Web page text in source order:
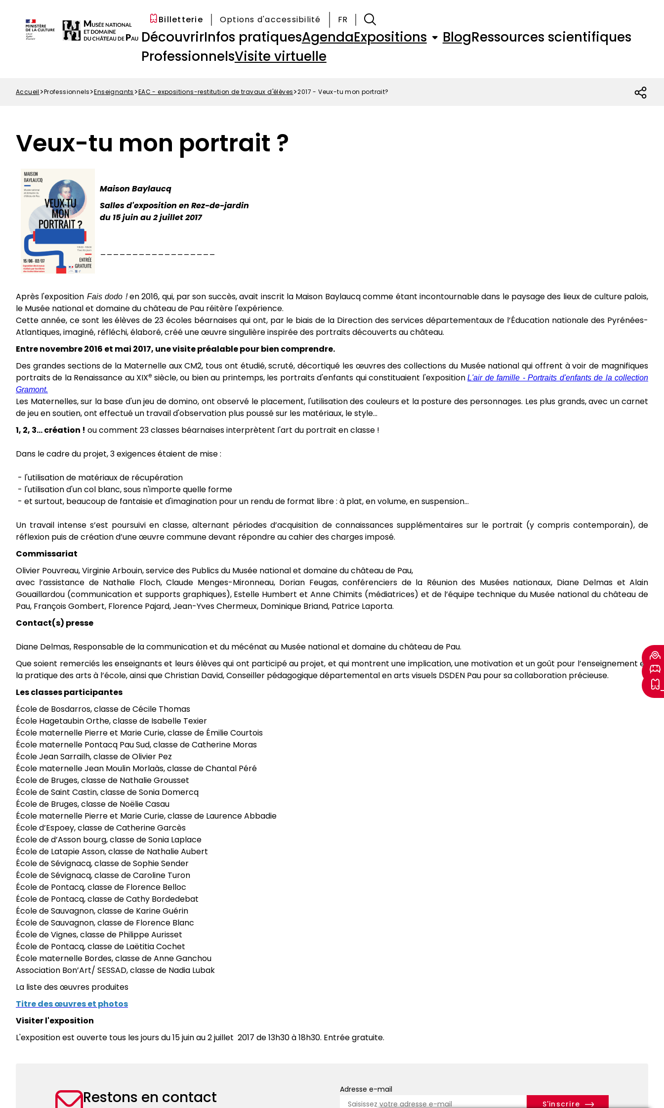
d'accessibilité
contenu
principal
Menu
Top
Billetterie Options d'accessibilité
FR
Navigation
principale
DécouvrirInfos pratiquesAgendaExpositions BlogRessources scientifiques
ProfessionnelsVisite virtuelle
Accueil Professionnels Enseignants EAC - expositions-restitution de travaux d'élèves 2017 - Veux-tu mon portrait?
Veux-tu mon portrait ?
Maison Baylaucq
Salles d'exposition en Rez-de-jardin
du 15 juin au 2 juillet 2017
Après l'exposition Fais dodo !en 2016, qui, par son succès, avait inscrit la Maison Baylaucq comme étant incontournable dans le paysage des lieux de culture palois,
le Musée national et domaine du château de Pau réitère l'expérience.
Cette année, ce sont les élèves de 23 écoles béarnaises qui ont, par le biais de la Direction des services départementaux de l’Éducation nationale des Pyrénées-
Atlantiques, imaginé, réfléchi, élaboré, créé une œuvre singulière inspirée des portraits découverts au château.
Entre novembre 2016 et mai 2017, une visite préalable pour bien comprendre.
Des grandes sections de la Maternelle aux CM2, tous ont étudié, scruté, décortiqué les œuvres des collections du Musée national qui offrent à voir de magnifiques
portraits de la Renaissance au XIXe siècle, ou bien au printemps, les portraits d'enfants qui constituaient l'expositionL'air de famille - Portraits d'enfants de la collection
Gramont.
Les Maternelles, sur la base d'un jeu de domino, ont observé le placement, l'utilisation des couleurs et la posture des personnages. Les plus grands, avec un carnet
de jeu en soutien, ont effectué un travail d'observation plus poussé sur les matériaux, le style...
1, 2, 3... création ! ou comment 23 classes béarnaises interprètent l'art du portrait en classe !
Dans le cadre du projet, 3 exigences étaient de mise :
- l'utilisation de matériaux de récupération
- l'utilisation d'un col blanc, sous n'importe quelle forme
- et surtout, beaucoup de fantaisie et d'imagination pour un rendu de format libre : à plat, en volume, en suspension...
Un travail intense s’est poursuivi en classe, alternant périodes d’acquisition de connaissances supplémentaires sur le portrait (y compris contemporain), de
réflexion puis de création d’une œuvre commune devant répondre au cahier des charges imposé.
Commissariat
Olivier Pouvreau, Virginie Arbouin, service des Publics du Musée national et domaine du château de Pau,
avec l’assistance de Nathalie Floch, Claude Menges-Mironneau, Dorian Feugas, conférenciers de la Réunion des Musées nationaux, Diane Delmas et Alain
Gouaillardou (communication et supports graphiques), Estelle Humbert et Anne Chimits (médiatrices) et de l’équipe technique du Musée national du château de
Pau, François Gombert, Florence Pajard, Jean-Yves Chermeux, Dominique Briand, Patrice Laporta.
Contact(s) presse
Diane Delmas, Responsable de la communication et du mécénat au Musée national et domaine du château de Pau.
Que soient remerciés les enseignants et leurs élèves qui ont participé au projet, et qui montrent une implication, une motivation et un goût pour l’enseignement et
la pratique des arts à l’école, ainsi que Christian David, Conseiller pédagogique départemental en arts visuels DSDEN Pau pour sa collaboration précieuse.
Les classes participantes
École de Bosdarros, classe de Cécile Thomas
École Hagetaubin Orthe, classe de Isabelle Texier
École maternelle Pierre et Marie Curie, classe de Émilie Courtois
École maternelle Pontacq Pau Sud, classe de Catherine Moras
École Jean Sarrailh, classe de Olivier Pez
École maternelle Jean Moulin Morlaàs, classe de Chantal Péré
École de Bruges, classe de Nathalie Grousset
École de Saint Castin, classe de Sonia Domercq
École de Bruges, classe de Noëlie Casau
École maternelle Pierre et Marie Curie, classe de Laurence Abbadie
École d’Espoey, classe de Catherine Garcès
École de d’Asson bourg, classe de Sonia Laplace
École de Latapie Asson, classe de Nathalie Aubert
École de Sévignacq, classe de Sophie Sender
École de Sévignacq, classe de Caroline Turon
École de Pontacq, classe de Florence Belloc
École de Pontacq, classe de Cathy Bordedebat
École de Sauvagnon, classe de Karine Guérin
École de Sauvagnon, classe de Florence Blanc
École de Vignes, classe de Philippe Aurisset
École de Pontacq, classe de Laëtitia Cochet
École maternelle Bordes, classe de Anne Ganchou
Association Bon’Art/ SESSAD, classe de Nadia Lubak
La liste des œuvres produites
Titre des œuvres et photos
Visiter l'exposition
L'exposition est ouverte tous les jours du 15 juin au 2 juillet 2017 de 13h30 à 18h30. Entrée gratuite.
Restons en contact Adresse e-mail